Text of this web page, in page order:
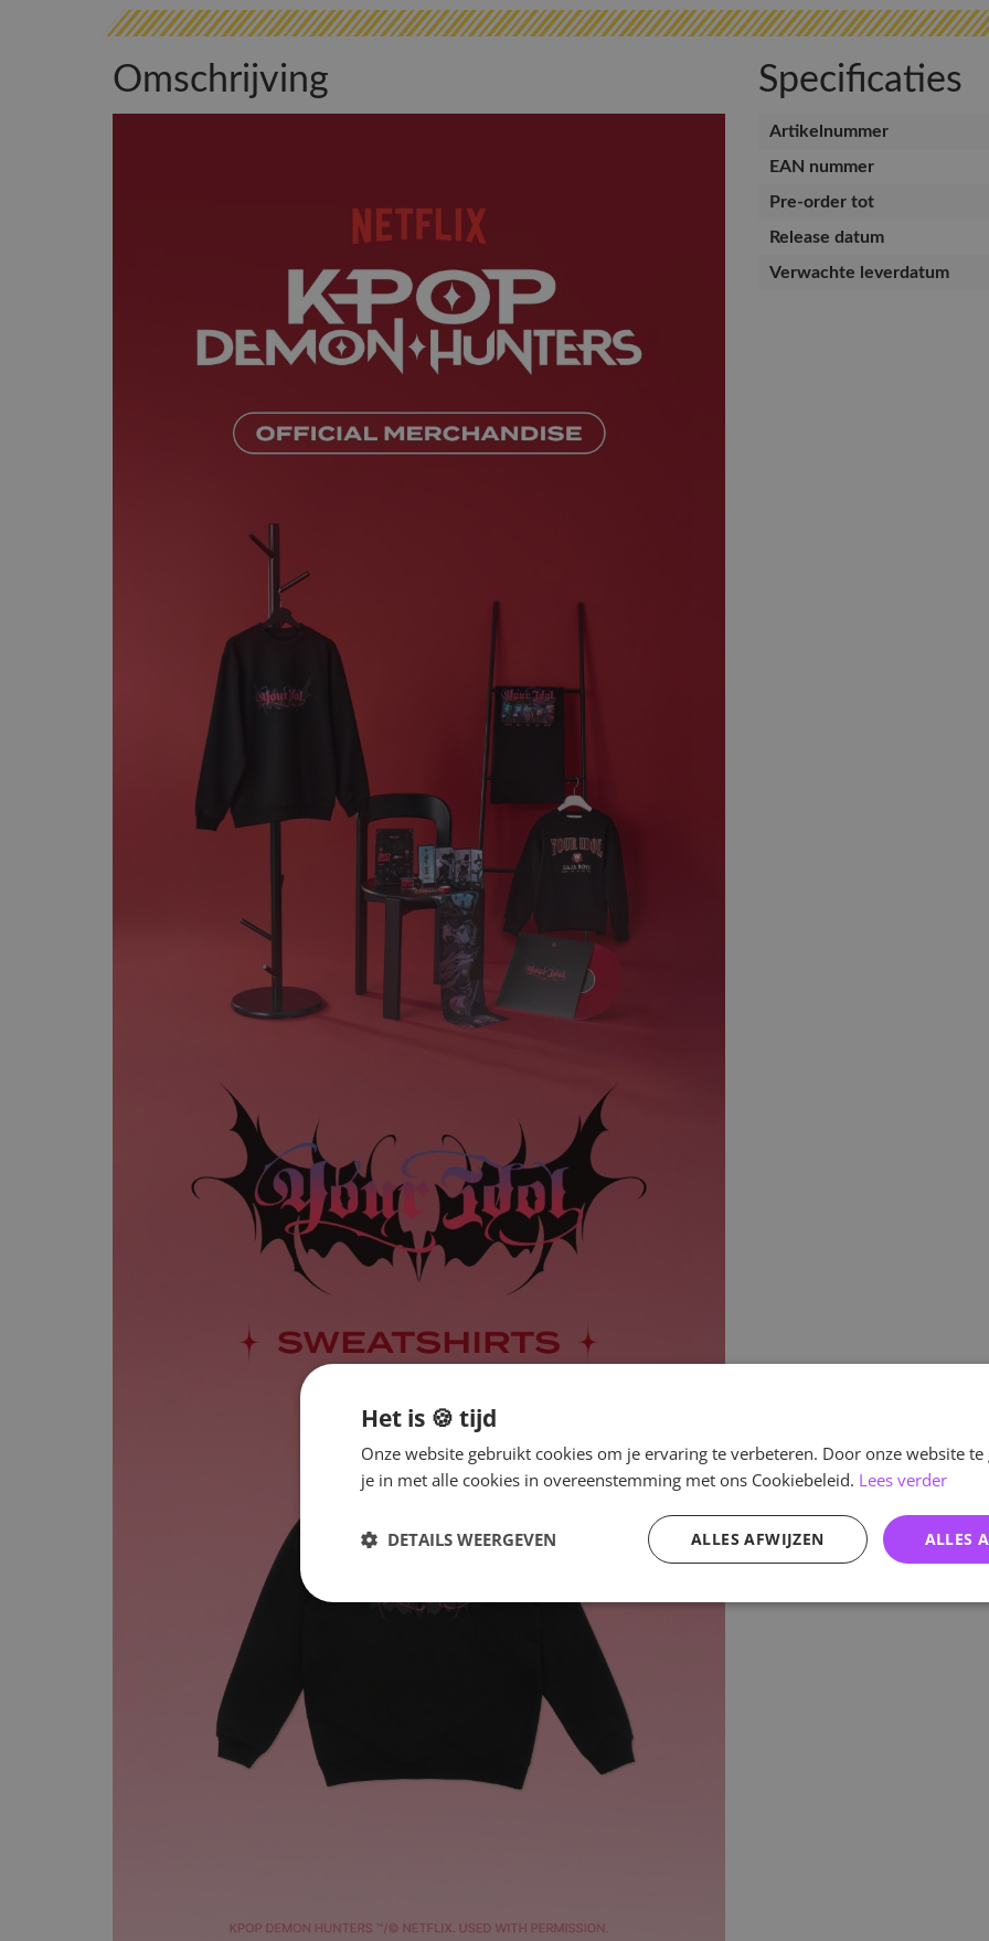
Omschrijving Specificaties
Artikelnummer
EAN nummer
Pre-order tot
Release datum
Verwachte leverdatum
Het is 🍪 tijd
Onze website gebruikt cookies om je ervaring te verbeteren. Door onze website
je in met alle cookies in overeenstemming met ons Cookiebeleid. Lees verder
ALLES
ALLES AFWIJZEN
DETAILS WEERGEVEN